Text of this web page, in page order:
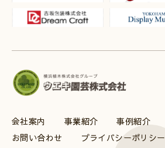
会社案内 事業紹介 事例紹介
お問い合わせ
プライバシーポリシー